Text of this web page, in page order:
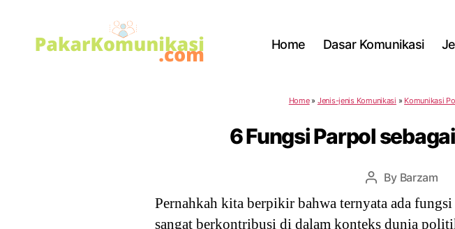
Home Dasar Komunikasi
Home» Jenis-jenis Komunikasi » Komunikasi
6 Fungsi Parpol
Post
author
By Barzam
Pernahkah kita berpikir bahwa ternyata ada
sangat berkontribusi di dalam konteks dunia